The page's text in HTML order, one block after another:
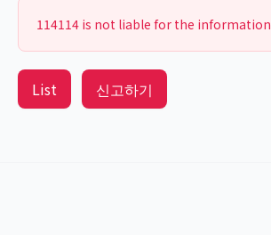
114114 is not liable for the information
List 신고하기